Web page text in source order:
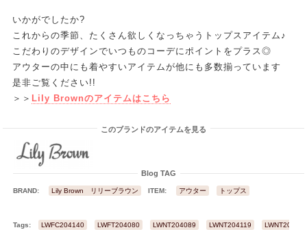
いかがでしたか?
これからの季節、たくさん欲しくなっちゃうトップスアイテム♪
こだわりのデザインでいつものコーデにポイントをプラス◎
アウターの中にも着やすいアイテムが他にも多数揃っています
是非ご覧ください!!
＞＞ Lily Brownのアイテムはこちら
このブランドのアイテムを見る
Blog TAG
BRAND: Lily Brown リリーブラウン ITEM: アウター トップス
Tags: LWFC204140 LWFT204080 LWNT204089 LWNT204119